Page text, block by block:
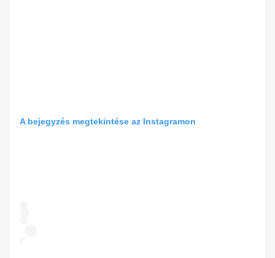
A bejegyzés megtekintése az Instagramon